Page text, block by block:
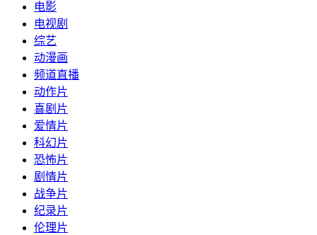
电影
电视剧
综艺
动漫画
频道直播
动作片
喜剧片
爱情片
科幻片
恐怖片
剧情片
战争片
纪录片
伦理片